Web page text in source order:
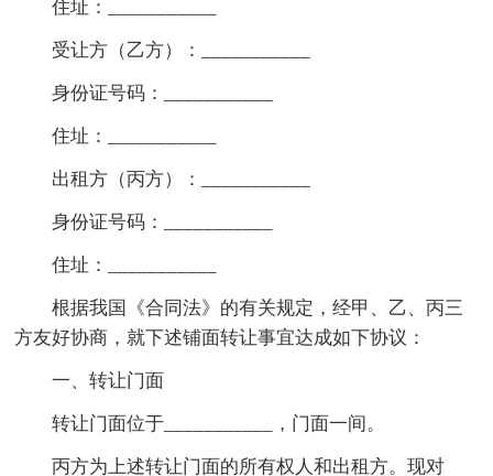
住址：___________
受让方（乙方）：___________
身份证号码：___________
住址：___________
出租方（丙方）：___________
身份证号码：___________
住址：___________
根据我国《合同法》的有关规定，经甲、乙、丙三
方友好协商，就下述铺面转让事宜达成如下协议：
一、转让门面
转让门面位于___________，门面一间。
丙方为上述转让门面的所有权人和出租方。现对